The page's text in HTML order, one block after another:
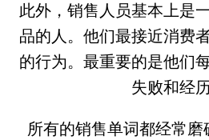
此外，销售人员基本上是
品的人。他们最接近消费
的行为。最重要的是他们
失败和经历
所有的销售单词都经常